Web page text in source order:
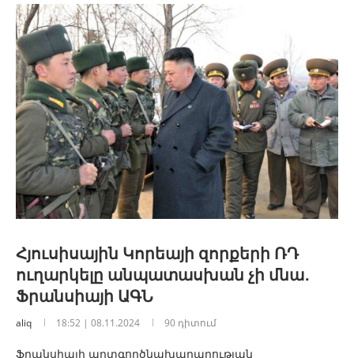
Հյուսիսային Կորեայի զորքերի ՌԴ
ուղարկելը անպատասխան չի մնա․
Ֆրանսիայի ԱԳՆ
aliq 18:52 | 08.11.2024 90 դիտում
Ֆրանսիայի արտգործնախարարության